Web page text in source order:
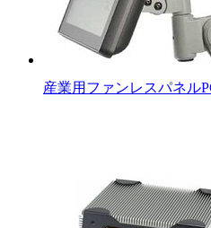
産業用ファンレスパネル